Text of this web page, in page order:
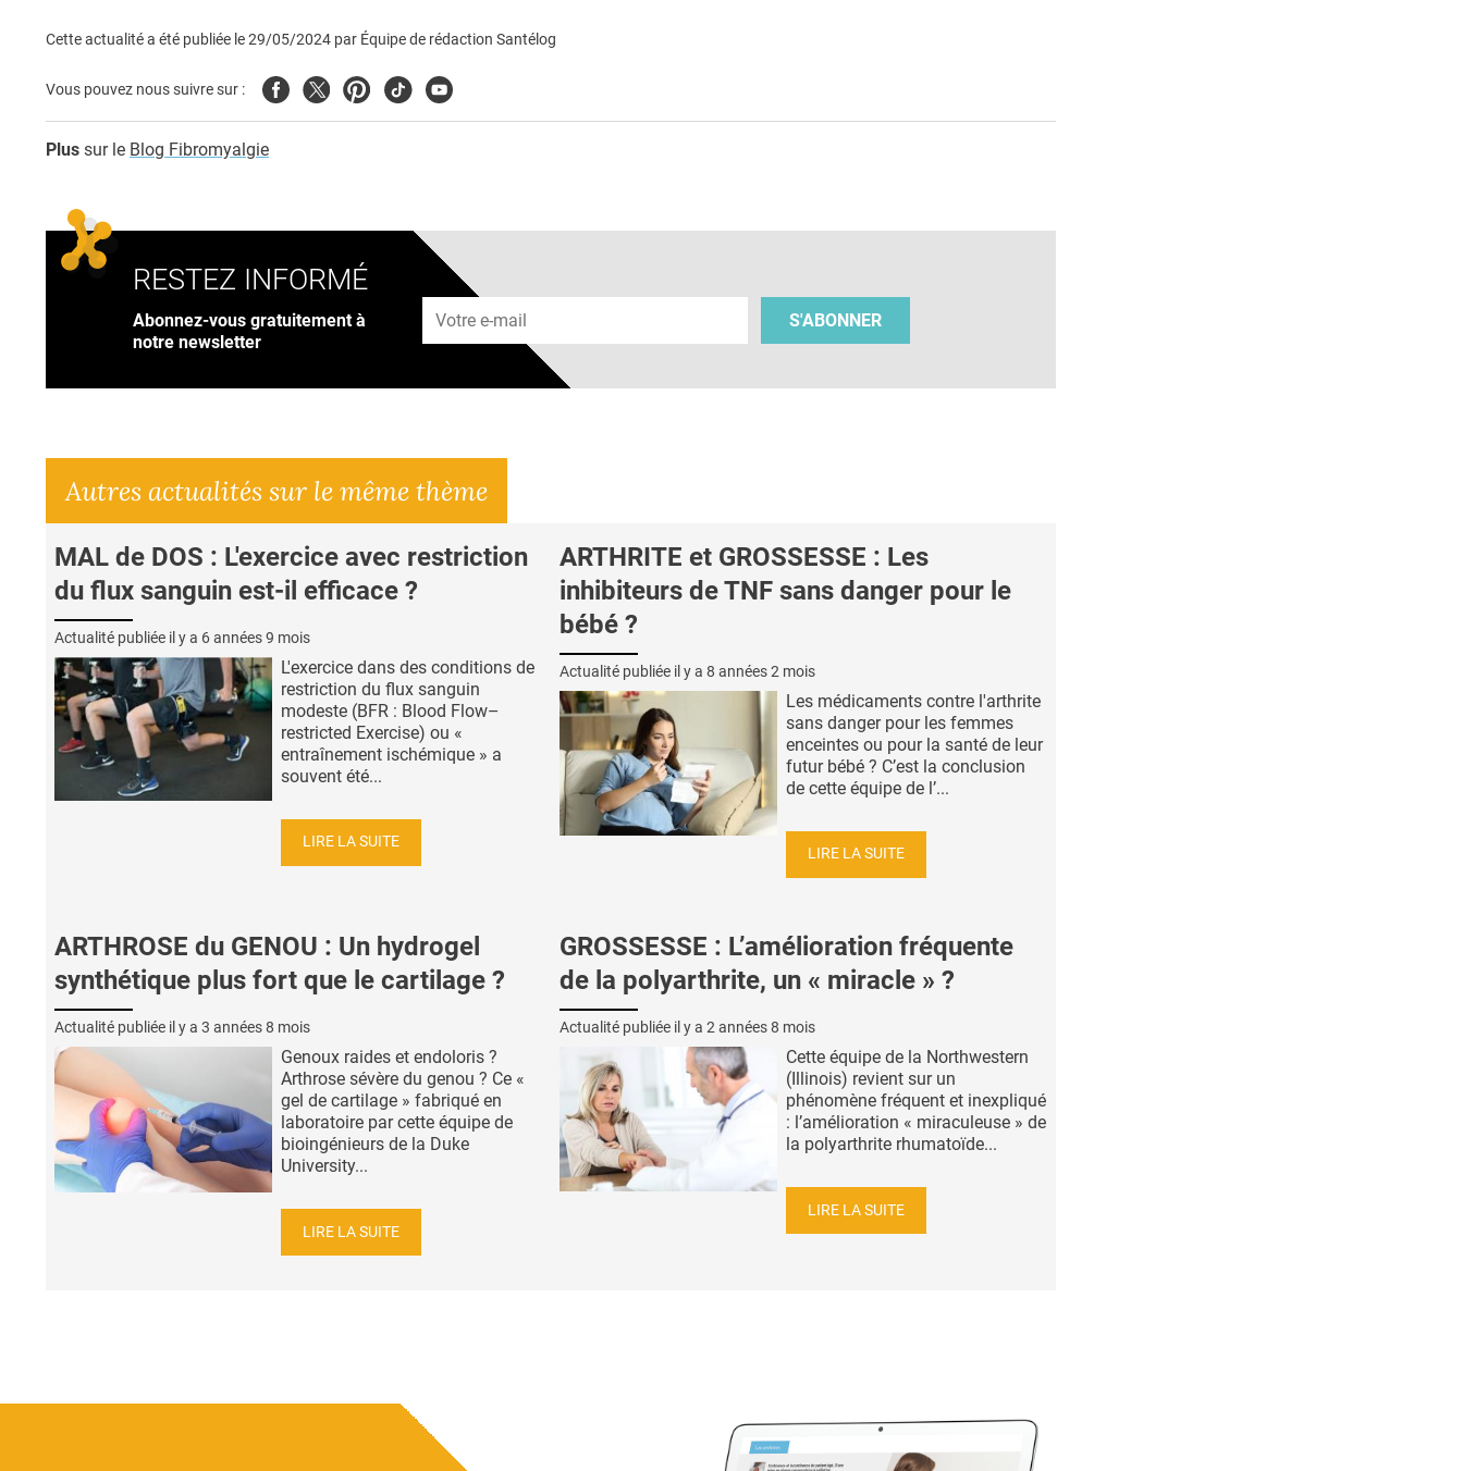
Cette actualité a été publiée le29/05/2024 par Équipe de rédaction Santélog
Vous pouvez nous suivre sur : FacebookTwitterPinterest
TiktokYoutube
Plus sur le Blog Fibromyalgie
RESTEZ INFORMÉ
Abonnez-vous gratuitement à
notre newsletter
Adresse e-mail
S'ABONNER
Autres actualités sur le même thème
MAL de DOS : L'exercice avec restriction
du flux sanguin est-il efficace ?
Actualité publiée il y a 6 années 9 mois
L'exercice dans des conditions de
restriction du flux sanguin
modeste (BFR : Blood Flow–
restricted Exercise) ou «
entraînement ischémique » a
souvent été...
LIRE LA SUITE
ARTHRITE et GROSSESSE : Les
inhibiteurs de TNF sans danger pour le
bébé ?
Actualité publiée il y a 8 années 2 mois
Les médicaments contre l'arthrite
sans danger pour les femmes
enceintes ou pour la santé de leur
futur bébé ? C’est la conclusion
de cette équipe de l’...
LIRE LA SUITE
ARTHROSE du GENOU : Un hydrogel
synthétique plus fort que le cartilage ?
Actualité publiée il y a 3 années 8 mois
Genoux raides et endoloris ?
Arthrose sévère du genou ? Ce «
gel de cartilage » fabriqué en
laboratoire par cette équipe de
bioingénieurs de la Duke
University...
LIRE LA SUITE
GROSSESSE : L’amélioration fréquente
de la polyarthrite, un « miracle » ?
Actualité publiée il y a 2 années 8 mois
Cette équipe de la Northwestern
(Illinois) revient sur un
phénomène fréquent et inexpliqué
: l’amélioration « miraculeuse » de
la polyarthrite rhumatoïde...
LIRE LA SUITE